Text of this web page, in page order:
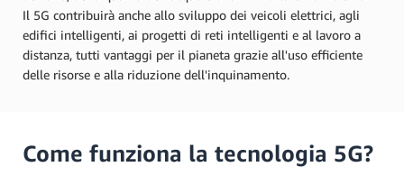
Il 5G contribuirà anche allo sviluppo dei veicoli elettrici, agli
edifici intelligenti, ai progetti di reti intelligenti e al lavoro a
distanza, tutti vantaggi per il pianeta grazie all'uso efficiente
delle risorse e alla riduzione dell'inquinamento.
Come funziona la tecnologia 5G?